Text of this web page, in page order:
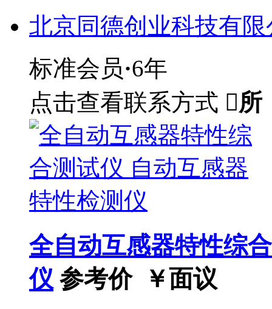
北京同德创业科技有限
标准会员·6年
点击查看联系方式 所
全自动互感器特性综
仪 参考价 ￥面议